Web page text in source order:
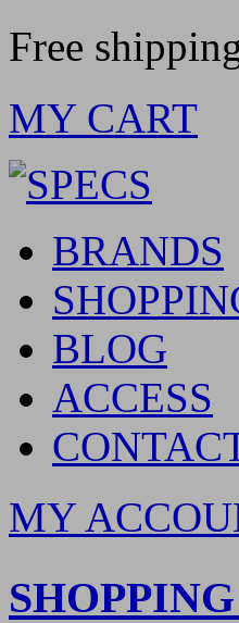
Free
MY CART
BRANDS
BLOG
ACCESS
MY